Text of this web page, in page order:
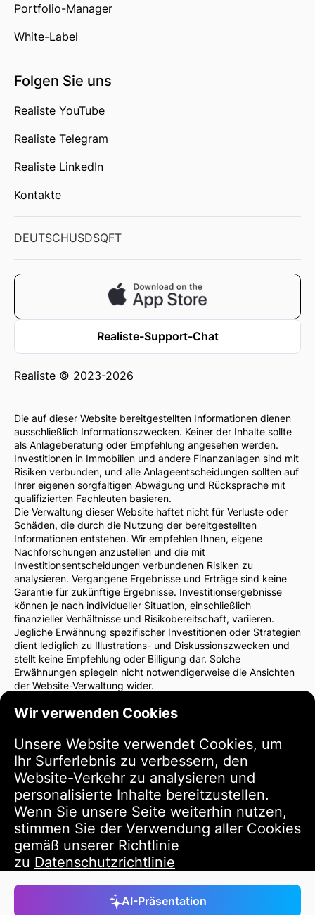
Wir verwenden Cookies
Unsere Website verwendet Cookies, um
Ihr Surferlebnis zu verbessern, den
Website-Verkehr zu analysieren und
personalisierte Inhalte bereitzustellen.
Wenn Sie unsere Seite weiterhin nutzen,
stimmen Sie der Verwendung aller Cookies
gemäß unserer Richtlinie
zu Datenschutzrichtlinie
Akzeptieren AI-Präsentation
Portfolio-Manager
White-Label
Folgen Sie uns
Realiste YouTube
Realiste Telegram
Realiste LinkedIn
Kontakte
DEUTSCHUSDSQFT
Realiste-Support-Chat
Realiste © 2023-2026
Die auf dieser Website bereitgestellten Informationen dienen
ausschließlich Informationszwecken. Keiner der Inhalte sollte
als Anlageberatung oder Empfehlung angesehen werden.
Investitionen in Immobilien und andere Finanzanlagen sind mit
Risiken verbunden, und alle Anlageentscheidungen sollten auf
Ihrer eigenen sorgfältigen Abwägung und Rücksprache mit
qualifizierten Fachleuten basieren.
Die Verwaltung dieser Website haftet nicht für Verluste oder
Schäden, die durch die Nutzung der bereitgestellten
Informationen entstehen. Wir empfehlen Ihnen, eigene
Nachforschungen anzustellen und die mit
Investitionsentscheidungen verbundenen Risiken zu
analysieren. Vergangene Ergebnisse und Erträge sind keine
Garantie für zukünftige Ergebnisse. Investitionsergebnisse
können je nach individueller Situation, einschließlich
finanzieller Verhältnisse und Risikobereitschaft, variieren.
Jegliche Erwähnung spezifischer Investitionen oder Strategien
dient lediglich zu Illustrations- und Diskussionszwecken und
stellt keine Empfehlung oder Billigung dar. Solche
Erwähnungen spiegeln nicht notwendigerweise die Ansichten
der Website-Verwaltung wider.
Finanzberater oder Rechtsanwalt zu konsultieren. Sie sind
die damit verbundenen Risiken.
Durch die Nutzung dieser Website stimmen Sie zu, dass die
Verwaltung der Website nicht für direkte oder indirekte
Verluste oder Schäden haftet, die sich aus der Nutzung der
bereitgestellten Informationen ergeben.
Bitte seien Sie vorsichtig und umsichtig bei
Investitionsentscheidungen.
Nutzungsbedingungen